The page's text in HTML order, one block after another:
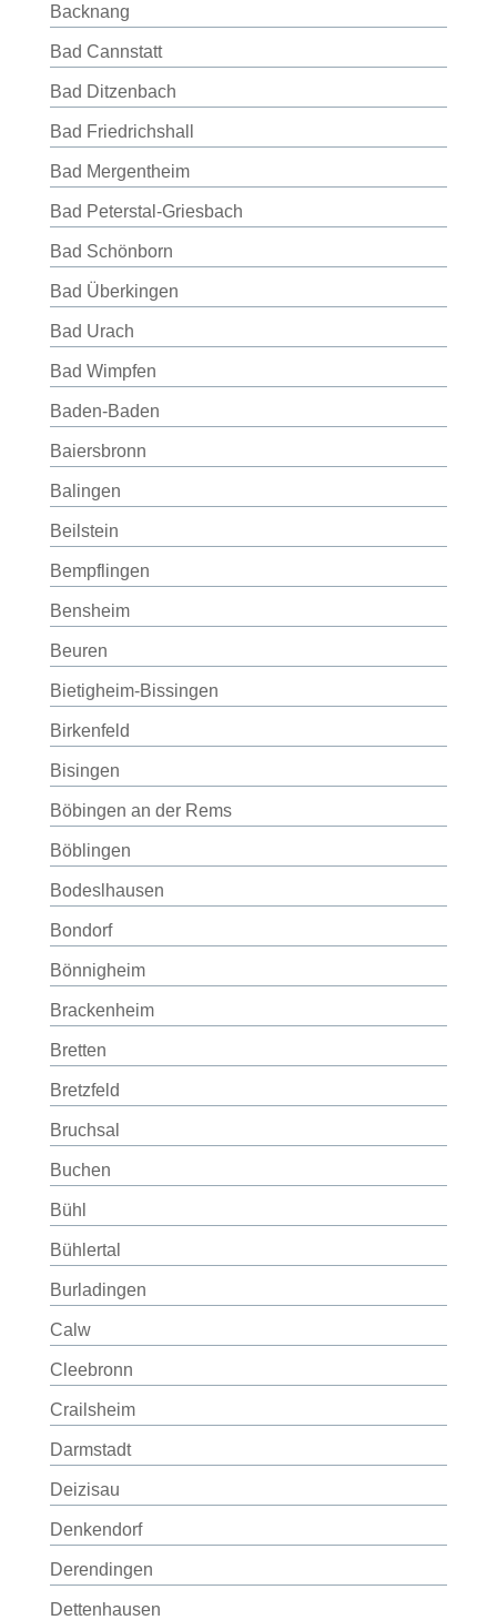
Backnang
Bad Cannstatt
Bad Ditzenbach
Bad Friedrichshall
Bad Mergentheim
Bad Peterstal-Griesbach
Bad Schönborn
Bad Überkingen
Bad Urach
Bad Wimpfen
Baden-Baden
Baiersbronn
Balingen
Beilstein
Bempflingen
Bensheim
Beuren
Bietigheim-Bissingen
Birkenfeld
Bisingen
Böbingen an der Rems
Böblingen
Bodeslhausen
Bondorf
Bönnigheim
Brackenheim
Bretten
Bretzfeld
Bruchsal
Buchen
Bühl
Bühlertal
Burladingen
Calw
Cleebronn
Crailsheim
Darmstadt
Deizisau
Denkendorf
Derendingen
Dettenhausen